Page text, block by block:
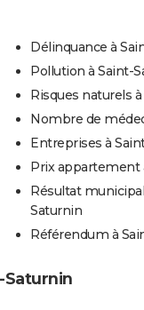
Délinquance à
Pollution à Saint-
Risques naturels
Nombre de
Entreprises à
Prix appartement
Résultat
Saturnin
Référendum à
Saturnin